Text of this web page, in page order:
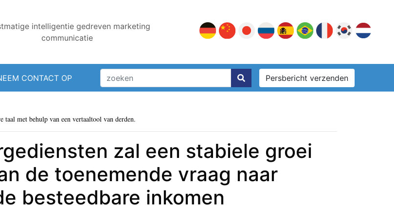
intelligentie gedreven marketing
communicatie
CONTACT OP Persbericht verzenden
taal met behulp van een vertaaltool van derden.
zal een stabiele groei
de toenemende vraag naar
besteedbare inkomen